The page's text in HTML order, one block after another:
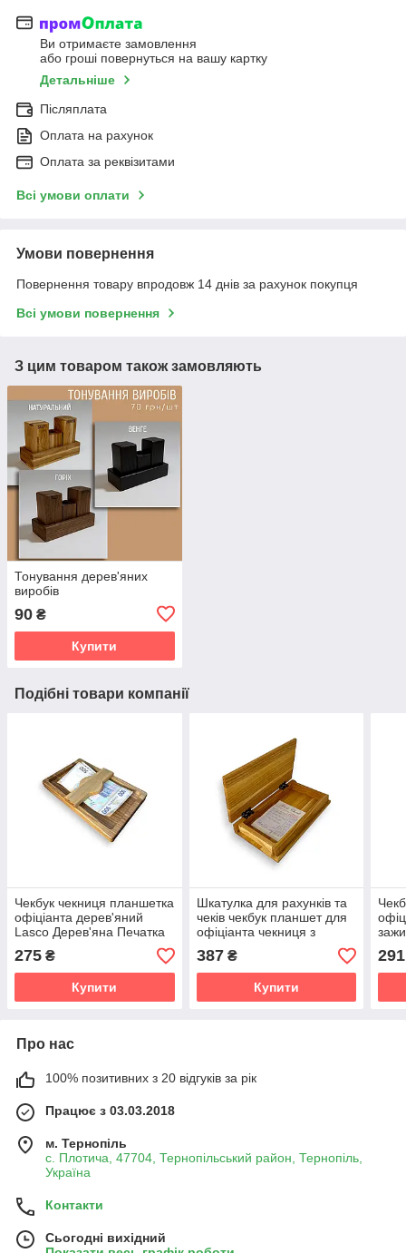
Ви отримаєте замовлення
або гроші повернуться на вашу картку
Детальніше
Післяплата
Оплата на рахунок
Оплата за реквізитами
Всі умови оплати
Умови повернення
Повернення товару впродовж 14 днів за рахунок покупця
Всі умови повернення
З цим товаром також замовляють
Тонування дерев'яних
виробів
90 ₴
Купити
Подібні товари компанії
Чекбук чекниця планшетка
офіціанта дерев'яний
Lasco Дерев'яна Печатка
275 ₴
Купити
Шкатулка для рахунків та
чеків чекбук планшет для
офіціанта чекниця з
Ясеню для кафе и
ресторана Lasco
387₴
Купити
291
Про нас
100% позитивних з 20 відгуків за рік
Працює з 03.03.2018
м. Тернопіль
с. Плотича, 47704, Тернопільський район, Тернопіль,
Україна
Контакти
Сьогодні вихідний